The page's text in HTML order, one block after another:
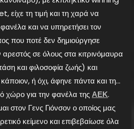
τη τιμή και τη χαρά να
και να υπηρετήσει τον
που ποτέ δεν δημιούργησε
σε όλους στα κιτρινόμαυρα
και φιλοσοφία ζωής) και
ή όχι, άφηνε πάντα και τη…
χώρο για την φανέλα τηςΑΕΚ.
στον Γενς Γιόνσον ο οποίος μας
κείμενο και επιβεβαίωσε όλα